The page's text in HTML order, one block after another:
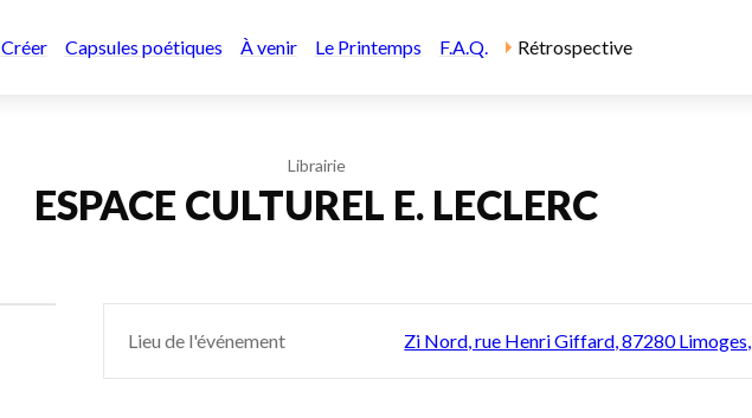
Créer Capsules poétiques À venir Le Printemps F.A.Q. Rétrospective
Librairie
ESPACE CULTUREL E. LECLERC
Lieu de l'événement Zi Nord, rue Henri Giffard, 87280 Limoges,